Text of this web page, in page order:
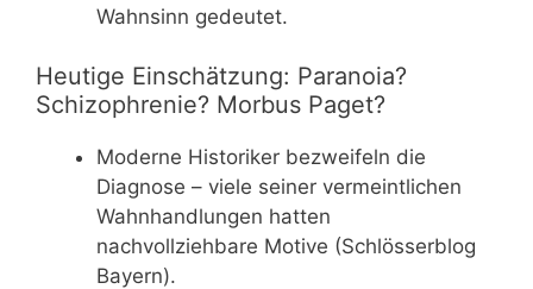
Wahnsinn gedeutet.
Heutige Einschätzung: Paranoia?
Schizophrenie? Morbus Paget?
Moderne Historiker bezweifeln die
Diagnose – viele seiner vermeintlichen
Wahnhandlungen hatten
nachvollziehbare Motive (Schlösserblog
Bayern).